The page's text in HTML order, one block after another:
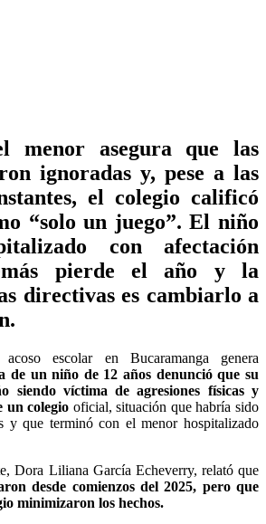
menor asegura que las
ignoradas y, pese a las
el colegio calificó
“solo un juego”. El niño
con afectación
pierde el año y la
directivas es cambiarlo a
escolar en Bucaramanga genera
de un niño de 12 años denunció que su
siendo víctima de agresiones físicas y
un colegio oficial, situación que habría sido
y que terminó con el menor hospitalizado
Dora Liliana García Echeverry, relató que
desde comienzos del 2025, pero que
minimizaron los hechos.